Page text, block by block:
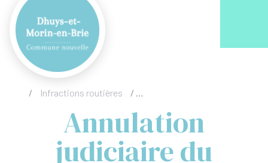
/ Infractions routières / Annulation judiciaire du
Annulation
judiciaire du